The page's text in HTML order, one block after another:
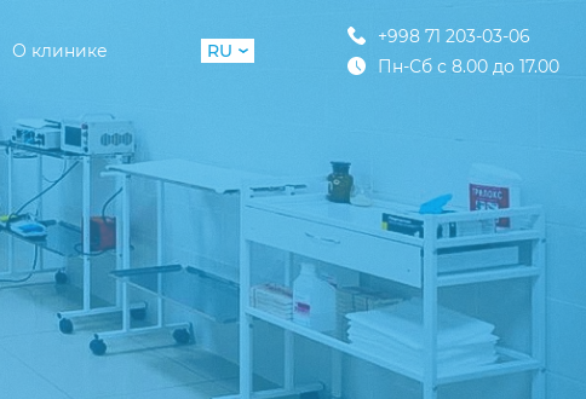
О клинике
RU
+998 71 203-03-06
Пн-Сб с 8.00 до 17.00